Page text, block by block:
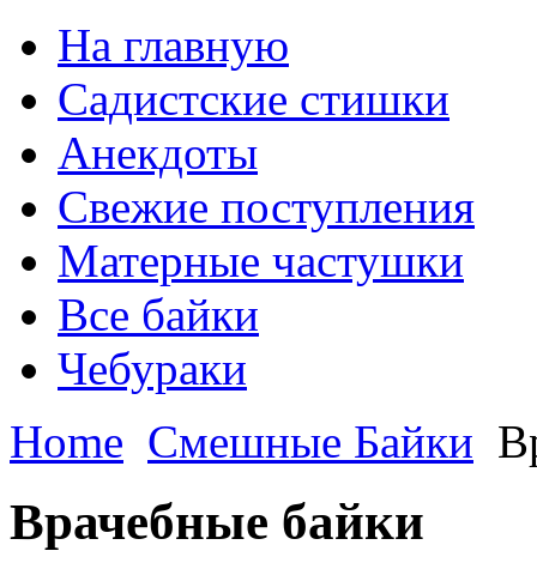
На главную
Садистские стишки
Анекдоты
Свежие поступления
Матерные частушки
Все байки
Чебураки
Home Смешные Байки
Врачебные байки